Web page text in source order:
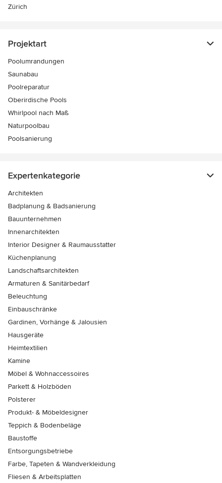
Zürich
Projektart
Poolumrandungen
Saunabau
Poolreparatur
Oberirdische Pools
Whirlpool nach Maß
Naturpoolbau
Poolsanierung
Expertenkategorie
Architekten
Badplanung & Badsanierung
Bauunternehmen
Innenarchitekten
Interior Designer & Raumausstatter
Küchenplanung
Landschaftsarchitekten
Armaturen & Sanitärbedarf
Beleuchtung
Einbauschränke
Gardinen, Vorhänge & Jalousien
Hausgeräte
Heimtextilien
Kamine
Möbel & Wohnaccessoires
Parkett & Holzböden
Polsterer
Produkt- & Möbeldesigner
Teppich & Bodenbeläge
Baustoffe
Entsorgungsbetriebe
Farbe, Tapeten & Wandverkleidung
Fliesen & Arbeitsplatten